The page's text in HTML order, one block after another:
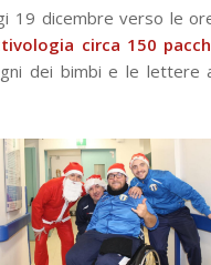
19 dicembre verso le
circa 150
dei bimbi e le lettere